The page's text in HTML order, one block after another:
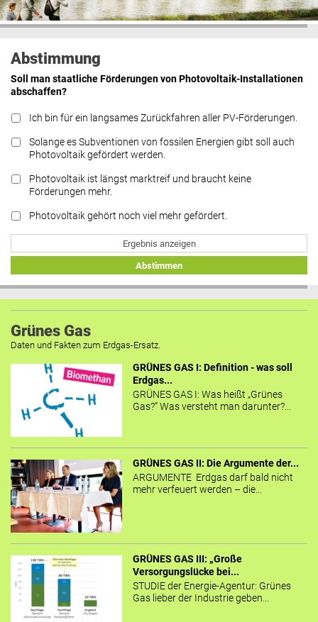
Abstimmung
Soll man staatliche Förderungen von Photovoltaik-Installationen
abschaffen?
Ich bin für ein langsames Zurückfahren aller PV-Förderungen.
Solange es Subventionen von fossilen Energien gibt soll auch
Photovoltaik gefördert werden.
Photovoltaik ist längst marktreif und braucht keine
Förderungen mehr.
Photovoltaik gehört noch viel mehr gefördert.
Ergebnis anzeigen
Abstimmen
Grünes Gas
Daten und Fakten zum Erdgas-Ersatz.
GRÜNES GAS I: Definition - was soll
Erdgas...
GRÜNES GAS I: Was heißt „Grünes
Gas?“ Was versteht man darunter?...
GRÜNES GAS II: Die Argumente der...
ARGUMENTE Erdgas darf bald nicht
mehr verfeuert werden – die...
GRÜNES GAS III: „Große
Versorgungslücke bei...
STUDIE der Energie-Agentur: Grünes
Gas lieber der Industrie geben...